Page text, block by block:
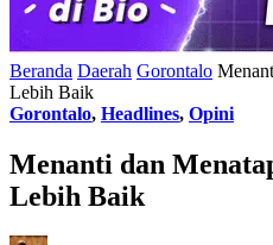
Beranda Daerah Gorontalo
Lebih Baik
Gorontalo, Headlines, Opini
Menanti dan
Lebih Baik